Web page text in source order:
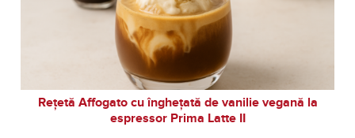
Rețetă Affogato cu înghețată de vanilie vegană la
espressor Prima Latte II